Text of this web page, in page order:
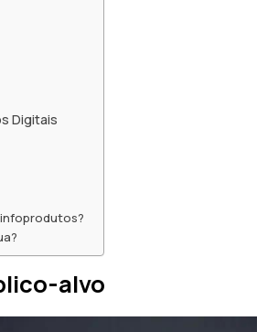
Digitais
alvo